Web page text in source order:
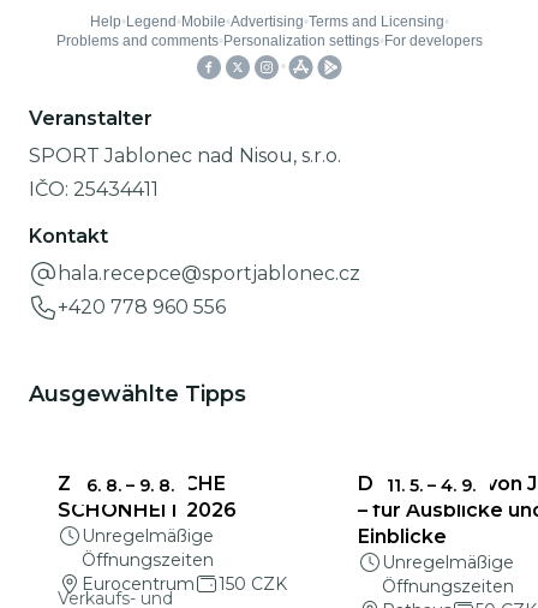
Veranstalter
SPORT Jablonec nad Nisou, s.r.o.
IČO: 25434411
Kontakt
hala.recepce@sportjablonec.cz
+420 778 960 556
Ausgewählte Tipps
6. 8. – 9. 8.
ZERBRECHLICHE
SCHÖNHEIT 2026
Unregelmäßige
Öffnungszeiten
Eurocentrum
150 CZK
Verkaufs- und
11. 5. – 4. 9.
Das Rathaus von
– für Ausblicke
Einblicke
Unregelmäßige
Öffnungszeiten